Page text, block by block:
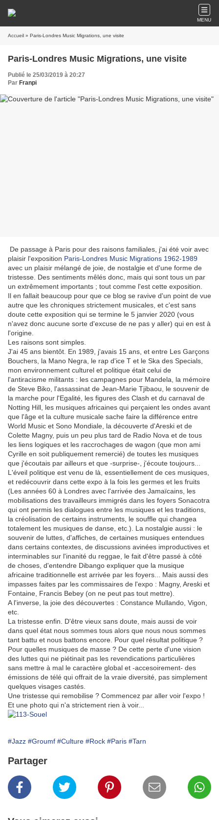
MENU
Accueil » Paris-Londres Music Migrations, une visite
Paris-Londres Music Migrations, une visite
Publié le 25/03/2019 à 20:27
Par Franpi
De passage à Paris pour des raisons familiales, j'ai été voir avec
plaisir l'exposition Paris-Londres Music Migrations 1962-1989
avec un plaisir mélangé de joie, de nostalgie et d'une forme de
tristesse. Des sentiments mêlés donc, mais qui sont tous un par
un extrêmement importants ; tout comme l'est cette exposition.
Il en fallait beaucoup pour que ce blog se ravive d'un point de vue
autre que les chroniques strictement musicales, et c'est sans
doute cette exposition qui se termine le 5 janvier 2020 (vous
n'avez donc aucune sorte d'excuse de ne pas y aller) qui en est à
l'origine.
Les raisons sont simples.
J'ai 45 ans bientôt. En 1989, j'avais 15 ans, et entre Les Garçons
Bouchers, la Mano Negra, le rap d'ice T et le Ska des Specials,
mon environnement culturel et politique était celui de
l'antiracisme militants : les campagnes pour Mandela, la mémoire
de Steve Biko, l'assassinat de Jean-Marie Tjibaou, le souvenir de
la marche pour l'Egalité, les figures des Clash et du carnaval de
Notting Hill, les musiques africaines qui perçaient les ondes avant
que l'âge et la culture musicale sache faire la différence entre
World Music et Sono Mondiale, la découverte d'Areski et de
Colette Magny, puis un peu plus tard de Radio Nova et de tous
les liens logiques et les raccrochages de wagon (que mon ami
Cyrille en soit publiquement remercié) de toutes les musiques
que j'écoutais par ailleurs et que -surprise-, j'écoute toujours...
L'éveil politique est venu de là, essentiellement de ces musiques,
et redécouvrir dans cette expo à la fois les germes et les fruits
(Les années 60 à Londres avec l'arrivée des Jamaïcains, les
mobilisations des travailleurs immigrés dans les foyers Sonacotra
qui ont permis les dialogues entre les musiques et les traditions,
la créolisation de certains instruments, le souffle qui changea
totalement les musiques de danse, etc.). La nostalgie aussi : le
souvenir de luttes, d'affiches, de certaines musiques entendues
dans certains contextes, de discussions avinées improductives et
interminables sur l'inanité du reggae, le fait d'être passé à côté
de choses, d'entendre Dibango expliquer que la musique
africaine traditionnelle est arrivée par les foyers... Mais aussi des
impasses faites par les commissaires de l'expo : Magny, Areski et
Fontaine, Francis Bebey (on ne peut pas tout mettre).
A l'inverse, la joie des découvertes : Constance Mullando, Vigon,
etc.
La tristesse enfin. D'être vieux sans doute, mais aussi de voir
dans quel état nous sommes tous alors que nous nous sommes
tant battu et nous battons encore. Pour quel résultat politique ?
Pour quelles musiques de masse ? De cette perte d'une vision
des luttes qui ne piétinait pas les revendications particulières
sans mettre à mal le caractère global et -accesoirement- des
émissions de télé qui offrait de la vraie diversité, pas simplement
quelques visages castés.
Une tristesse qui remobilise ? Commencez par aller voir l'expo !
Et une photo qui n'a strictement rien à voir...
#Jazz #Groumf #Culture #Rock #Paris #Tarn
Partager